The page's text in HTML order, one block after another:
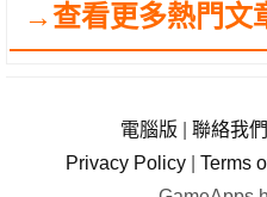
→查看更多熱門文
電腦版 聯絡我們
Privacy Policy
Terms